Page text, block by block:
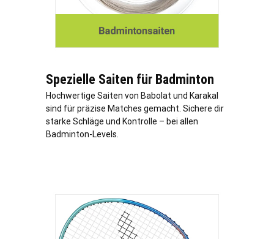
Spezielle Saiten für Badminton
Hochwertige Saiten von Babolat und Karakal
sind für präzise Matches gemacht. Sichere dir
starke Schläge und Kontrolle – bei allen
Badminton-Levels.